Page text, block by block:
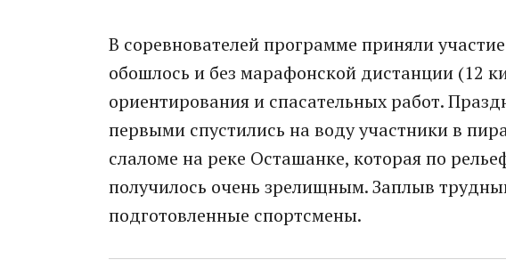
В соревнователей программе приняли
обошлось и без марафонской дистанции (12
ориентирования и спасательных работ.
первыми спустились на воду участники в
слаломе на реке Осташанке, которая по
получилось очень зрелищным. Заплыв
подготовленные спортсмены.